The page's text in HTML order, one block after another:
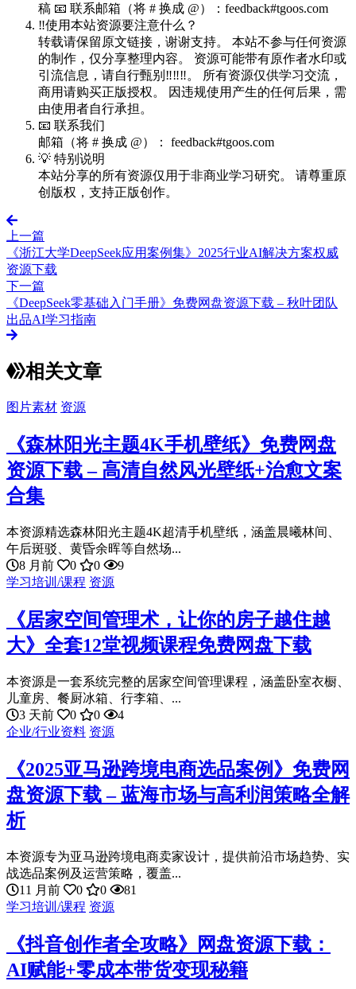
稿 📧 联系邮箱（将 # 换成 @）：feedback#tgoos.com
‼️使用本站资源要注意什么？
转载请保留原文链接，谢谢支持。 本站不参与任何资源
的制作，仅分享整理内容。 资源可能带有原作者水印或
引流信息，请自行甄别‼️‼️‼️。 所有资源仅供学习交流，
商用请购买正版授权。 因违规使用产生的任何后果，需
由使用者自行承担。
📧 联系我们
邮箱（将 # 换成 @）： feedback#tgoos.com
💡 特别说明
本站分享的所有资源仅用于非商业学习研究。 请尊重原
创版权，支持正版创作。
上一篇
《浙江大学DeepSeek应用案例集》2025行业AI解决方案权威
资源下载
下一篇
《DeepSeek零基础入门手册》免费网盘资源下载 – 秋叶团队
出品AI学习指南
相关文章
图片素材 资源
《森林阳光主题4K手机壁纸》免费网盘
资源下载 – 高清自然风光壁纸+治愈文案
合集
本资源精选森林阳光主题4K超清手机壁纸，涵盖晨曦林间、
午后斑驳、黄昏余晖等自然场...
8 月前
0 0
9
学习培训/课程 资源
《居家空间管理术，让你的房子越住越
大》全套12堂视频课程免费网盘下载
本资源是一套系统完整的居家空间管理课程，涵盖卧室衣橱、
儿童房、餐厨冰箱、行李箱、...
3 天前
0 0
4
企业/行业资料 资源
《2025亚马逊跨境电商选品案例》免费网
盘资源下载 – 蓝海市场与高利润策略全解
析
本资源专为亚马逊跨境电商卖家设计，提供前沿市场趋势、实
战选品案例及运营策略，覆盖...
11 月前
0 0
81
学习培训/课程 资源
《抖音创作者全攻略》网盘资源下载：
AI赋能+零成本带货变现秘籍